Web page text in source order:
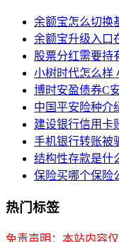
余额宝怎么切换
余额宝升级入口
股票分红需要持
小树时代怎么样
博时安盈债券C
中国平安险种介
建设银行信用卡
手机银行转账被
结构性存款是什
保险买哪个保险
热门标签
免责声明：本站内容